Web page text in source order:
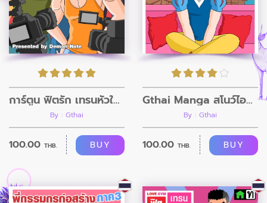
การ์ตูน ฟิตรัก เทรนหัวใจ ตอนที่9
By : Gthai
100.00 THB. BUY
Gthai Manga สโนว์ไอซ์กับคนดำทั้งเจ็ด
By : Gthai
100.00 THB. BUY